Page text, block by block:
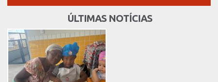
ÚLTIMAS NOTÍCIAS